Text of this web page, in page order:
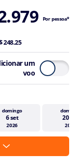
Por pessoa*
248.25
um
voo
domingo
6 set
2026
20 set
2026